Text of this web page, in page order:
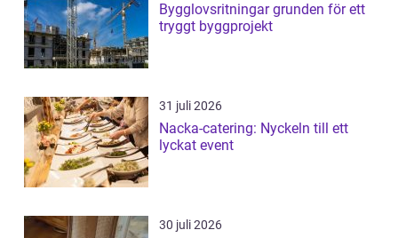
Bygglovsritningar grunden för ett
tryggt byggprojekt
31 juli 2026
Nacka-catering: Nyckeln till ett
lyckat event
30 juli 2026